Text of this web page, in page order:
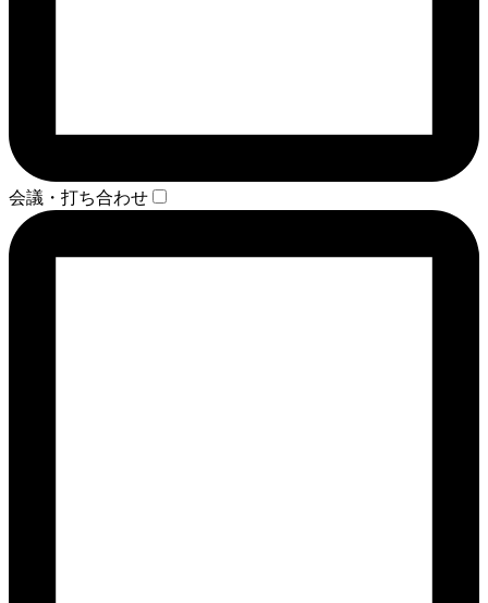
会議・打ち合わせ